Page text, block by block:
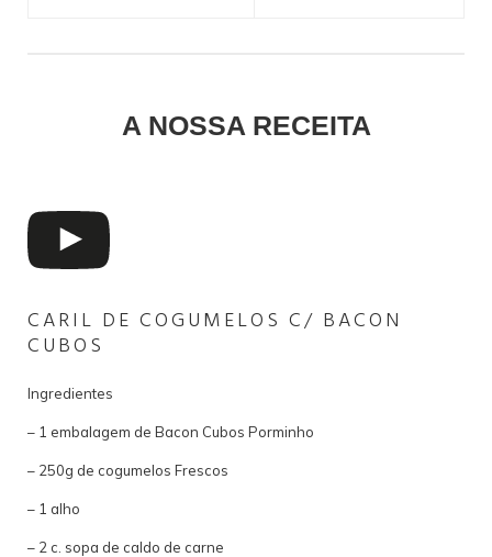
A NOSSA RECEITA
CARIL DE COGUMELOS C/ BACON
CUBOS
Ingredientes
– 1 embalagem de Bacon Cubos Porminho
– 250g de cogumelos Frescos
– 1 alho
– 2 c. sopa de caldo de carne